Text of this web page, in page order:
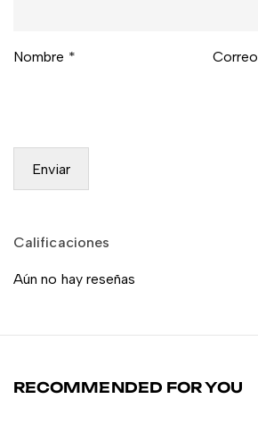
Nombre * Correo
Calificaciones
Aún no hay reseñas
RECOMMENDED FOR YOU